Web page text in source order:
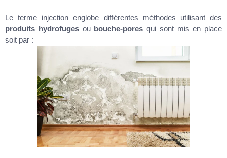
Le terme injection englobe différentes méthodes utilisant des
produits hydrofugesou bouche-pores qui sont mis en place
soit par :